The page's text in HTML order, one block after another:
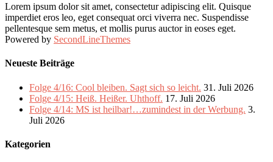
Lorem ipsum dolor sit amet, consectetur adipiscing elit. Quisque
imperdiet eros leo, eget consequat orci viverra nec. Suspendisse
pellentesque sem metus, et mollis purus auctor in eoses eget.
Powered by SecondLineThemes
Neueste Beiträge
Folge 4/16: Cool bleiben. Sagt sich so leicht. 31. Juli 2026
Folge 4/15: Heiß. Heißer. Uhthoff. 17. Juli 2026
Folge 4/14: MS ist heilbar!…zumindest in der Werbung. 3.
Juli 2026
Kategorien